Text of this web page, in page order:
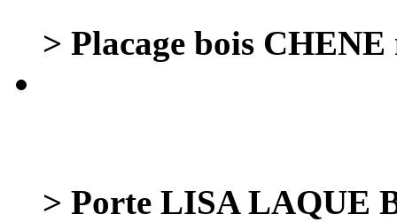
> Placage bois
> Porte LISA LAQUE